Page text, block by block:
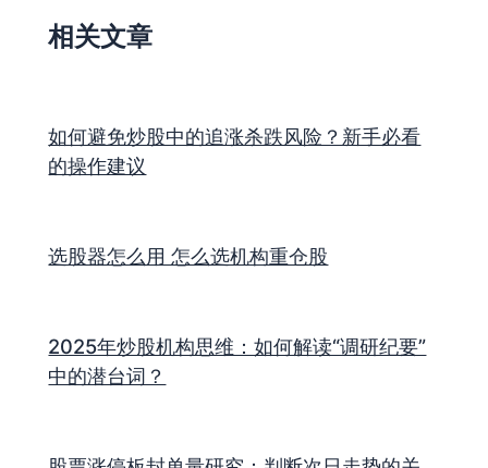
相关文章
如何避免炒股中的追涨杀跌风险？新手必看
的操作建议
选股器怎么用 怎么选机构重仓股
2025年炒股机构思维：如何解读“调研纪要”
中的潜台词？